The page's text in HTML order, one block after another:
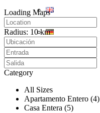
Loading Maps
Radius: 10 km
Category
All Sizes
Apartamento Entero (4)
Casa Entera (5)